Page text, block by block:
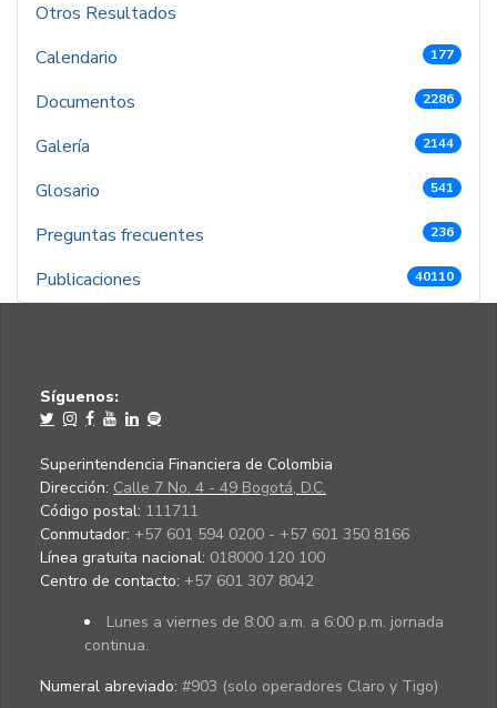
Otros Resultados
Calendario
177
Documentos 2286
Galería 2144
Glosario 541
Preguntas frecuentes 236
Publicaciones 40110
Síguenos:
Superintendencia Financiera de Colombia
Dirección: Calle 7 No. 4 - 49 Bogotá, D.C.
Código postal: 111711
Conmutador: +57 601 594 0200 - +57 601 350 8166
Línea gratuita nacional: 018000 120 100
Centro de contacto: +57 601 307 8042
Lunes a viernes de 8:00 a.m. a 6:00 p.m. jornada
continua.
Numeral abreviado: #903 (solo operadores Claro y Tigo)